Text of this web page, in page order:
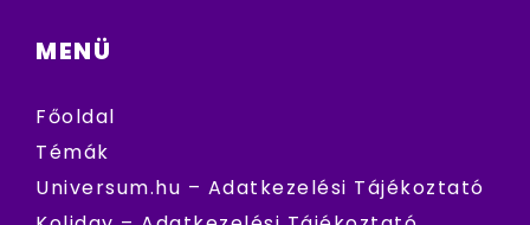
MENÜ
Főoldal
Témák
Universum.hu – Adatkezelési Tájékoztató